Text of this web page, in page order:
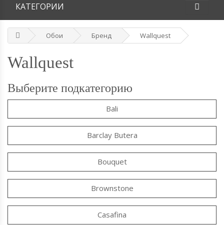
КАТЕГОРИИ
Обои Бренд Wallquest
Wallquest
Выберите подкатегорию
Bali
Barclay Butera
Bouquet
Brownstone
Casafina